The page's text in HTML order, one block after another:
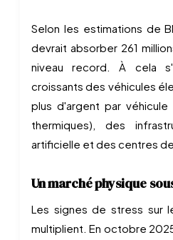
Selon les estimations de
devrait absorber 261
niveau record. À cela
croissants des véhicules
plus d'argent par
thermiques), des
artificielle et des centres
Un marché physique
Les signes de stress sur
multiplient. En octobre